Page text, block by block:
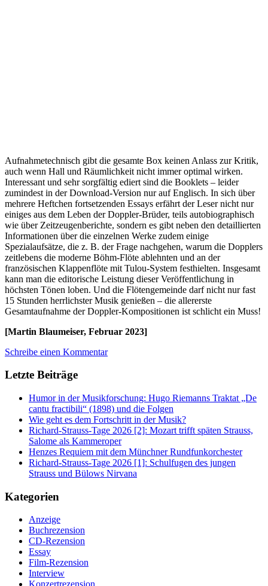
Aufnahmetechnisch gibt die gesamte Box keinen Anlass zur Kritik,
auch wenn Hall und Räumlichkeit nicht immer optimal wirken.
Interessant und sehr sorgfältig ediert sind die Booklets – leider
zumindest in der Download-Version nur auf Englisch. In sich über
mehrere Heftchen fortsetzenden Essays erfährt der Leser nicht nur
einiges aus dem Leben der Doppler-Brüder, teils autobiographisch
wie über Zeitzeugenberichte, sondern es gibt neben den detaillierten
Informationen über die einzelnen Werke zudem einige
Spezialaufsätze, die z. B. der Frage nachgehen, warum die Dopplers
zeitlebens die moderne Böhm-Flöte ablehnten und an der
französischen Klappenflöte mit Tulou-System festhielten. Insgesamt
kann man die editorische Leistung dieser Veröffentlichung in
höchsten Tönen loben. Und die Flötengemeinde darf nicht nur fast
15 Stunden herrlichster Musik genießen – die allererste
Gesamtaufnahme der Doppler-Kompositionen ist schlicht ein Muss!
[Martin Blaumeiser, Februar 2023]
Schreibe einen Kommentar
Letzte Beiträge
Humor in der Musikforschung: Hugo Riemanns Traktat „De
cantu fractibili“ (1898) und die Folgen
Wie geht es dem Fortschritt in der Musik?
Richard-Strauss-Tage 2026 [2]: Mozart trifft späten Strauss,
Salome als Kammeroper
Henzes Requiem mit dem Münchner Rundfunkorchester
Richard-Strauss-Tage 2026 [1]: Schulfugen des jungen
Strauss und Bülows Nirvana
Kategorien
Anzeige
Buchrezension
CD-Rezension
Essay
Film-Rezension
Interview